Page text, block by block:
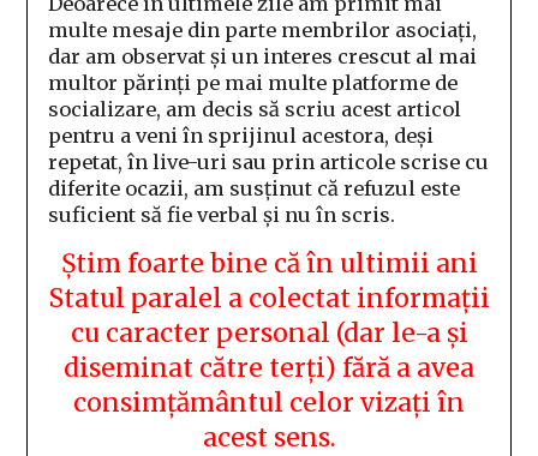
multe mesaje din parte membrilor asociați,
dar am observat și un interes crescut al mai
multor părinți pe mai multe platforme de
socializare, am decis să scriu acest articol
pentru a veni în sprijinul acestora, deși
repetat, în live-uri sau prin articole scrise cu
diferite ocazii, am susținut că refuzul este
suficient să fie verbal și nu în scris.
Știm foarte bine că în ultimii ani
Statul paralel a colectat informații
cu caracter personal (dar le-a și
diseminat către terți) fără a avea
consimțământul celor vizați în
acest sens.